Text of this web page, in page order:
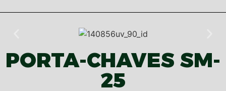
PORTA-CHAVES SM-
25